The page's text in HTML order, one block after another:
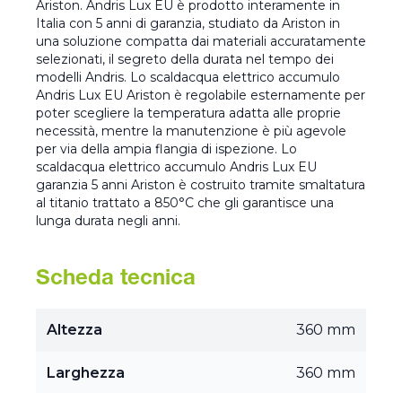
Ariston. Andris Lux EU è prodotto interamente in
Italia con 5 anni di garanzia, studiato da Ariston in
una soluzione compatta dai materiali accuratamente
selezionati, il segreto della durata nel tempo dei
modelli Andris. Lo scaldacqua elettrico accumulo
Andris Lux EU Ariston è regolabile esternamente per
poter scegliere la temperatura adatta alle proprie
necessità, mentre la manutenzione è più agevole
per via della ampia flangia di ispezione. Lo
scaldacqua elettrico accumulo Andris Lux EU
garanzia 5 anni Ariston è costruito tramite smaltatura
al titanio trattato a 850°C che gli garantisce una
lunga durata negli anni.
Scheda tecnica
Altezza 360 mm
Larghezza 360 mm